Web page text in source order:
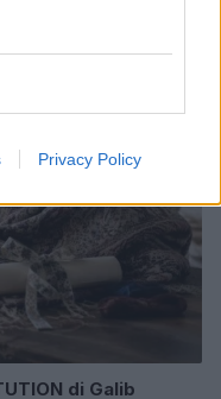
Privacy Policy
di Galib